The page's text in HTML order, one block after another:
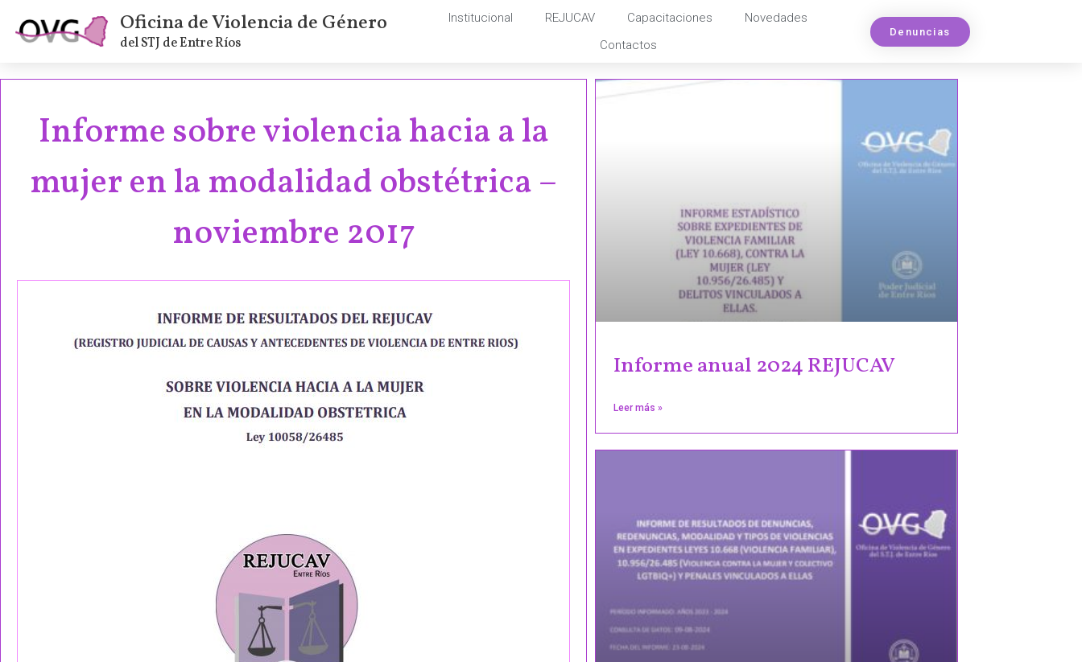
Oficina de Violencia de Género
del STJ de Entre Ríos
Institucional REJUCAV Capacitaciones
Novedades
Contactos
Denuncias
Informe sobre violencia hacia a la
mujer en la modalidad obstétrica –
noviembre 2017
Informe anual 2024 REJUCAV
Leer más »